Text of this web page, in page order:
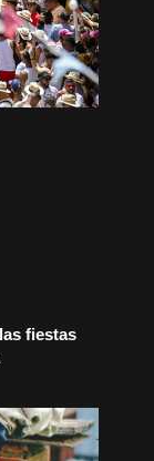
fiestas